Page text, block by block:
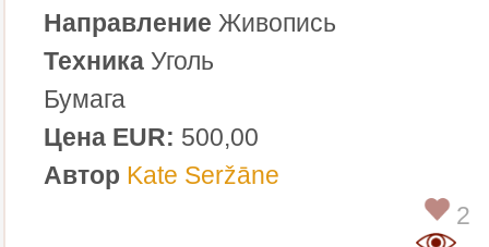
Направление Живопись
Техника Уголь
Бумага
Цена EUR: 500,00
Автор Kate Seržāne
2